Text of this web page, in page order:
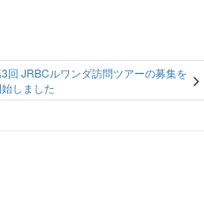
回 JRBCルワンダ訪問ツアーの募集を
しました